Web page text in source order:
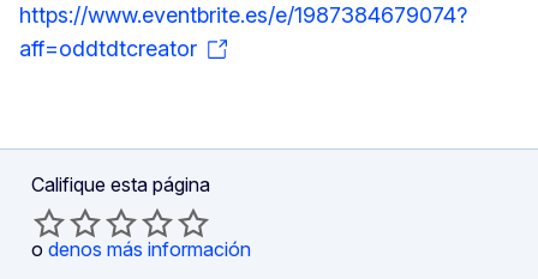
https://www.eventbrite.es/e/1987384679074?
aff=oddtdtcreator
Califique esta página
o denos más información